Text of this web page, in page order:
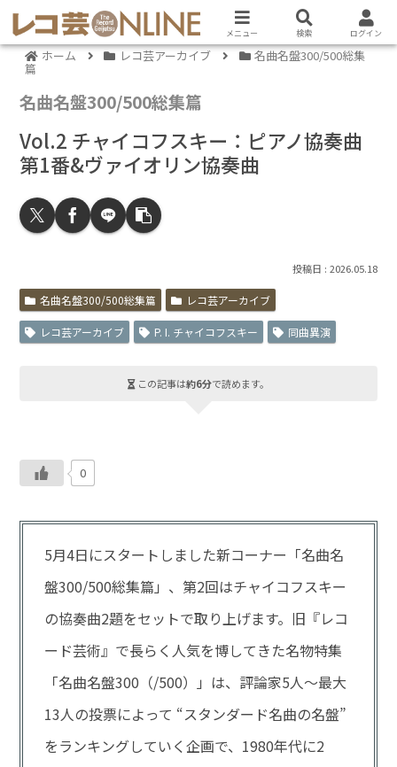
ホーム レコ芸アーカイブ 名曲名盤300/500総集
篇
名曲名盤300/500総集篇
Vol.2 チャイコフスキー：ピアノ協奏曲
第1番&ヴァイオリン協奏曲
2026.05.18
名曲名盤300/500総集篇 レコ芸アーカイブ
レコ芸アーカイブ P. I. チャイコフスキー 同曲異演
この記事は約6分で読めます。
0
5月4日にスタートしました新コーナー「名曲名
盤300/500総集篇」、第2回はチャイコフスキー
の協奏曲2題をセットで取り上げます。旧『レコ
ード芸術』で長らく人気を博してきた名物特集
「名曲名盤300（/500）」は、評論家5人～最大
13人の投票によって “スタンダード名曲の名盤”
をランキングしていく企画で、1980年代に2
メニュー 検索 ログイン